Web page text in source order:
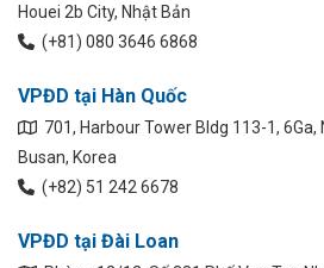
Houei 2b City, Nhật Bản
(+81) 080 3646 6868
VPĐD tại Hàn Quốc
701, Harbour Tower Bldg 113-1,
Busan, Korea
(+82) 51 242 6678
VPĐD tại Đài Loan